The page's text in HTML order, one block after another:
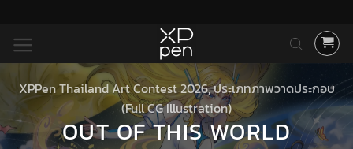
ยัง
เนื้อหา
XPPen Thailand Art Contest 2026,ประเภทภาพวาดประกอบ
(Full CG Illustration)
OUT OF THIS WORLD